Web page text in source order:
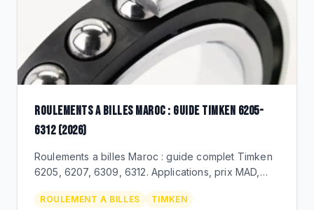
ROULEMENTS A BILLES MAROC : GUIDE TIMKEN 6205-
6312 (2026)
Roulements a billes Maroc : guide complet Timken
6205, 6207, 6309, 6312. Applications, prix MAD,
ROULEMENT A BILLES TIMKEN